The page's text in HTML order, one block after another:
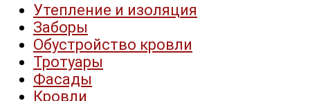
Утепление и изоляция
Заборы
Обустройство кровли
Тротуары
Фасады
Кровли